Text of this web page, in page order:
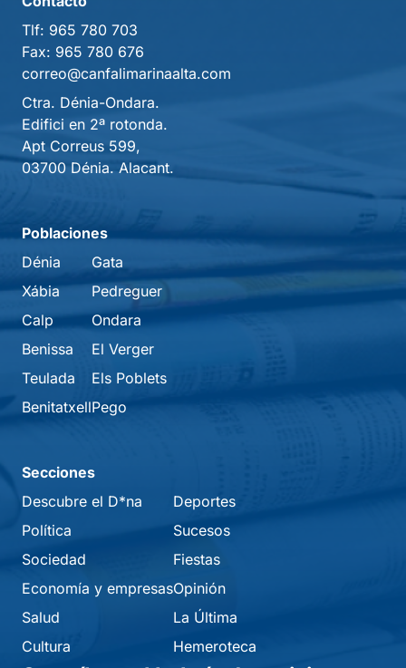
Tlf: 965 780 703
Fax: 965 780 676
correo@canfalimarinaalta.com
Ctra. Dénia-Ondara.
Edifici en 2ª rotonda.
Apt Correus 599,
03700 Dénia. Alacant.
Poblaciones
Dénia
Xábia
Calp
Benissa
Teulada
Benitatxell
Gata
Pedreguer
Ondara
El Verger
Els Poblets
Pego
Secciones
Descubre el D*na
Política
Sociedad
Economía y empresas
Salud
Cultura
Deportes
Sucesos
Fiestas
Opinión
La Última
Hemeroteca